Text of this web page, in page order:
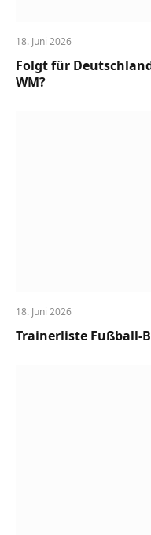
18. Juni 2026
Folgt für
WM?
18. Juni 2026
Trainerliste Fußball-